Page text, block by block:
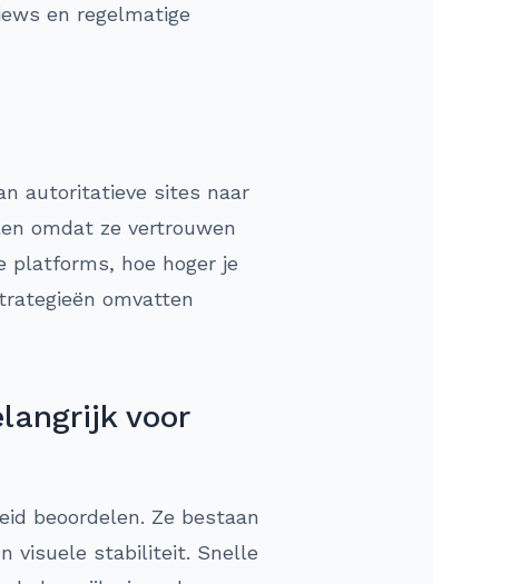
en regelmatige
autoritatieve sites naar
omdat ze vertrouwen
platforms, hoe hoger je
omvatten
voor
beoordelen. Ze bestaan
visuele stabiliteit. Snelle